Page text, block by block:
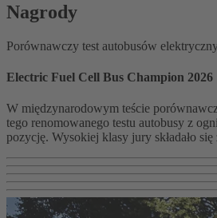
Nagrody
Porównawczy test autobusów
Electric Fuel Cell Bus Champion 2026
W międzynarodowym teście
tego renomowanego testu autobusy z
pozycję. Wysokiej klasy jury składało